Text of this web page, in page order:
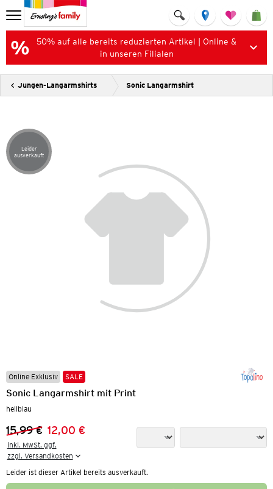
50% auf alle bereits reduzierten Artikel | Online &
in unseren Filialen
Jungen-Langarmshirts Sonic Langarmshirt
Artikel leider ausverkauft
Leider
ausverkauft
Online Exklusiv SALE
Sonic Langarmshirt mit Print
hellblau
Vorheriger Preis:
15,99 €
Neuer Preis:
12,00 €
inkl. MwSt. ggf.
zzgl. Versandkosten
Leider ist dieser Artikel bereits ausverkauft.